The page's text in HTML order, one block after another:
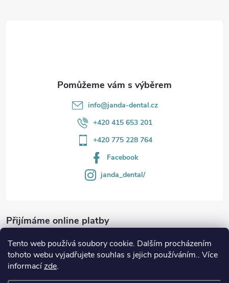
Tento web používá soubory cookie. Dalším procházením
tohoto webu vyjadřujete souhlas s jejich používáním.. Více
informacízde.
info@janda-dental.cz
+420 415 653 201
+420 775 228 764
Facebook
janda_dental/
Přijímáme online platby